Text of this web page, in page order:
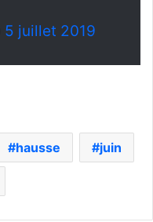
5 juillet 2019
hausse juin